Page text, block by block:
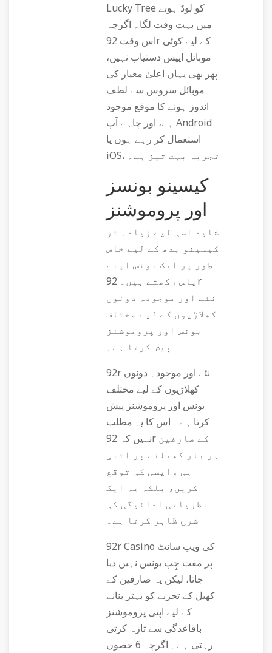
Lucky Tree کو لوڈ ہونے
میں بہت وقت لگا۔ اگرچہ
اس وقت 92r کے لیے کوئی
موبائل ایپس دستیاب نہیں،
پھر بھی یہاں اعلیٰ معیار کی
موبائل سروس سے لطف
اندوز ہونے کا موقع موجود
ہے، اور چاہے آپ Android
استعمال کر رہے ہوں یا
iOS، تجربہ بہت تیز ہے۔
کیسینو بونسز
اور پروموشنز
شاید اسی لیے زیادہ تر
کیسینو بدھ کے لیے خاص
طور پر ایک بونس اپنے
پاس رکھتے ہیں۔ 92r
نئے اور موجودہ دونوں
کھلاڑیوں کے لیے مختلف
بونس اور پروموشنز
پیش کرتا ہے۔
92r نئے اور موجودہ دونوں
کھلاڑیوں کے لیے مختلف
بونس اور پروموشنز پیش
کرتا ہے۔ اس کا یہ مطلب
نہیں کہ 92r کے صارفین
ہر بار کھیلنے پر اتنی
ہی واپسی کی توقع
کریں، بلکہ یہ ایک
نظریاتی ادائیگی کی
شرح ظاہر کرتا ہے۔
92r Casino کی ویب سائٹ
پر مفت چِپ بونس نہیں دیا
جاتا، لیکن یہ صارفین کے
کھیل کے تجربے کو بہتر بنانے
کے لیے اپنی پروموشنز
باقاعدگی سے تازہ کرتی
رہتی ہے۔ اگرچہ 6 حصوں